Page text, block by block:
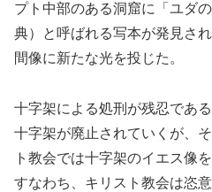
プト中部のある洞窟に「ユダ
典）と呼ばれる写本が発見さ
間像に新たな光を投じた。
十字架による処刑が残忍であ
十字架が廃止されていくが、
ト教会では十字架のイエス像
すなわち、キリスト教会は恣